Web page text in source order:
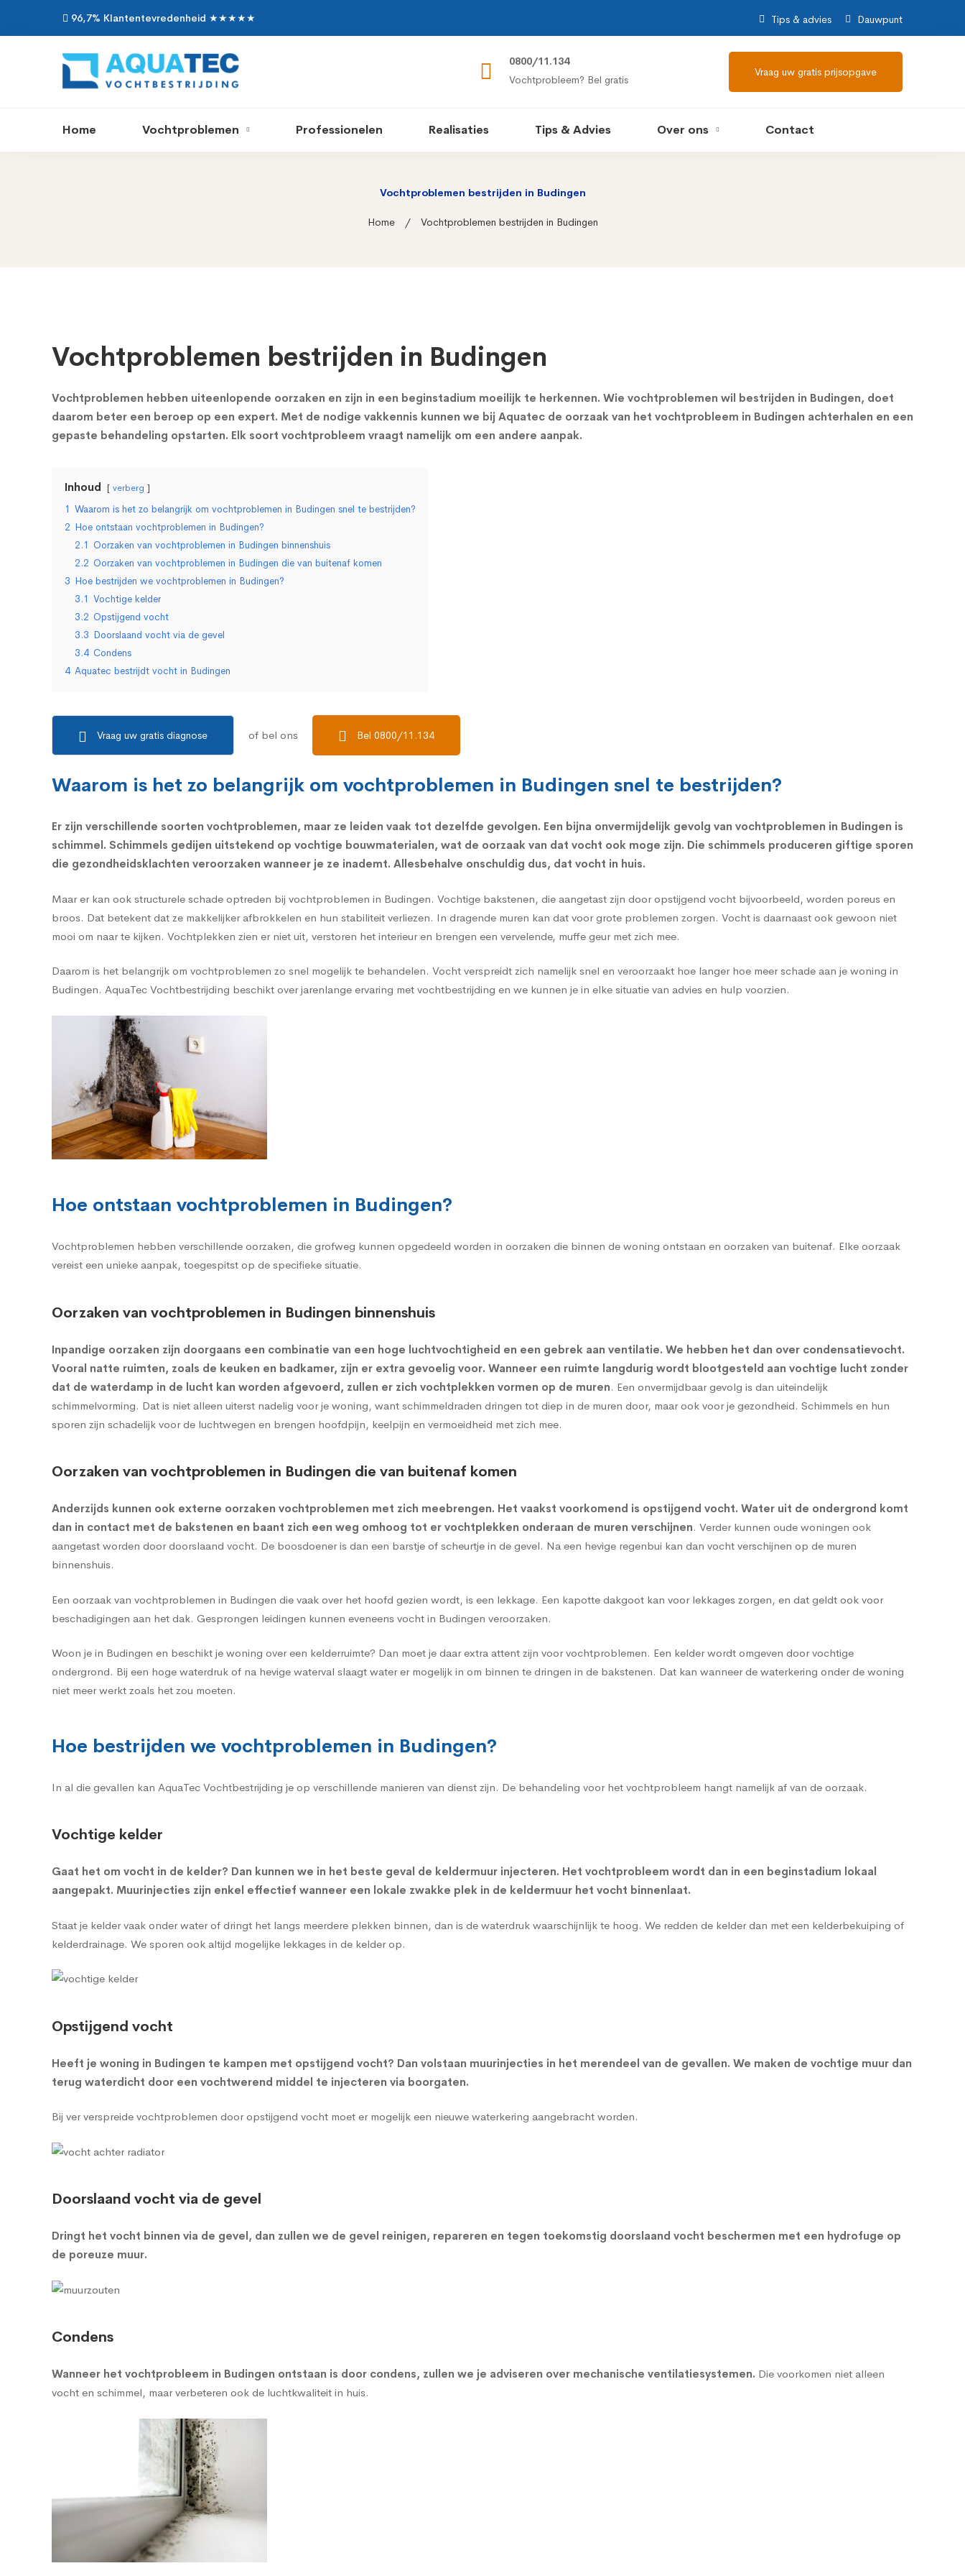
96,7% Klantentevredenheid ★★★★★ Tips & advies Dauwpunt
0800/11.134
Vochtprobleem? Bel gratis
Vraag uw gratis prijsopgave
Home Vochtproblemen Professionelen Realisaties Tips & Advies Over ons Contact
Vochtproblemen bestrijden in Budingen
Home Vochtproblemen bestrijden in Budingen
Vochtproblemen bestrijden in Budingen
Vochtproblemen hebben uiteenlopende oorzaken en zijn in een beginstadium moeilijk te herkennen. Wie vochtproblemen wil bestrijden in Budingen, doet
daarom beter een beroep op een expert. Met de nodige vakkennis kunnen we bij Aquatec de oorzaak van het vochtprobleem in Budingen achterhalen en een
gepaste behandeling opstarten. Elk soort vochtprobleem vraagt namelijk om een andere aanpak.
Inhoud verberg
1 Waarom is het zo belangrijk om vochtproblemen in Budingen snel te bestrijden?
2 Hoe ontstaan vochtproblemen in Budingen?
2.1 Oorzaken van vochtproblemen in Budingen binnenshuis
2.2 Oorzaken van vochtproblemen in Budingen die van buitenaf komen
3 Hoe bestrijden we vochtproblemen in Budingen?
3.1 Vochtige kelder
3.2 Opstijgend vocht
3.3 Doorslaand vocht via de gevel
3.4 Condens
4 Aquatec bestrijdt vocht in Budingen
Vraag uw gratis diagnose of bel ons Bel 0800/11.134
Waarom is het zo belangrijk om vochtproblemen in Budingen snel te bestrijden?
Er zijn verschillende soorten vochtproblemen, maar ze leiden vaak tot dezelfde gevolgen. Een bijna onvermijdelijk gevolg van vochtproblemen in Budingen is
schimmel. Schimmels gedijen uitstekend op vochtige bouwmaterialen, wat de oorzaak van dat vocht ook moge zijn. Die schimmels produceren giftige sporen
die gezondheidsklachten veroorzaken wanneer je ze inademt. Allesbehalve onschuldig dus, dat vocht in huis.
Maar er kan ook structurele schade optreden bij vochtproblemen in Budingen. Vochtige bakstenen, die aangetast zijn door opstijgend vocht bijvoorbeeld, worden poreus en
broos. Dat betekent dat ze makkelijker afbrokkelen en hun stabiliteit verliezen. In dragende muren kan dat voor grote problemen zorgen. Vocht is daarnaast ook gewoon niet
mooi om naar te kijken. Vochtplekken zien er niet uit, verstoren het interieur en brengen een vervelende, muffe geur met zich mee.
Daarom is het belangrijk om vochtproblemen zo snel mogelijk te behandelen. Vocht verspreidt zich namelijk snel en veroorzaakt hoe langer hoe meer schade aan je woning in
Budingen. AquaTec Vochtbestrijding beschikt over jarenlange ervaring met vochtbestrijding en we kunnen je in elke situatie van advies en hulp voorzien.
Hoe ontstaan vochtproblemen in Budingen?
Vochtproblemen hebben verschillende oorzaken, die grofweg kunnen opgedeeld worden in oorzaken die binnen de woning ontstaan en oorzaken van buitenaf. Elke oorzaak
vereist een unieke aanpak, toegespitst op de specifieke situatie.
Oorzaken van vochtproblemen in Budingen binnenshuis
Inpandige oorzaken zijn doorgaans een combinatie van een hoge luchtvochtigheid en een gebrek aan ventilatie. We hebben het dan over condensatievocht.
Vooral natte ruimten, zoals de keuken en badkamer, zijn er extra gevoelig voor. Wanneer een ruimte langdurig wordt blootgesteld aan vochtige lucht zonder
dat de waterdamp in de lucht kan worden afgevoerd, zullen er zich vochtplekken vormen op de muren. Een onvermijdbaar gevolg is dan uiteindelijk
schimmelvorming. Dat is niet alleen uiterst nadelig voor je woning, want schimmeldraden dringen tot diep in de muren door, maar ook voor je gezondheid. Schimmels en hun
sporen zijn schadelijk voor de luchtwegen en brengen hoofdpijn, keelpijn en vermoeidheid met zich mee.
Oorzaken van vochtproblemen in Budingen die van buitenaf komen
Anderzijds kunnen ook externe oorzaken vochtproblemen met zich meebrengen. Het vaakst voorkomend is opstijgend vocht. Water uit de ondergrond komt
dan in contact met de bakstenen en baant zich een weg omhoog tot er vochtplekken onderaan de muren verschijnen. Verder kunnen oude woningen ook
aangetast worden door doorslaand vocht. De boosdoener is dan een barstje of scheurtje in de gevel. Na een hevige regenbui kan dan vocht verschijnen op de muren
binnenshuis.
Een oorzaak van vochtproblemen in Budingen die vaak over het hoofd gezien wordt, is een lekkage. Een kapotte dakgoot kan voor lekkages zorgen, en dat geldt ook voor
beschadigingen aan het dak. Gesprongen leidingen kunnen eveneens vocht in Budingen veroorzaken.
Woon je in Budingen en beschikt je woning over een kelderruimte? Dan moet je daar extra attent zijn voor vochtproblemen. Een kelder wordt omgeven door vochtige
ondergrond. Bij een hoge waterdruk of na hevige waterval slaagt water er mogelijk in om binnen te dringen in de bakstenen. Dat kan wanneer de waterkering onder de woning
niet meer werkt zoals het zou moeten.
Hoe bestrijden we vochtproblemen in Budingen?
In al die gevallen kan AquaTec Vochtbestrijding je op verschillende manieren van dienst zijn. De behandeling voor het vochtprobleem hangt namelijk af van de oorzaak.
Vochtige kelder
Gaat het om vocht in de kelder? Dan kunnen we in het beste geval de keldermuur injecteren. Het vochtprobleem wordt dan in een beginstadium lokaal
aangepakt. Muurinjecties zijn enkel effectief wanneer een lokale zwakke plek in de keldermuur het vocht binnenlaat.
Staat je kelder vaak onder water of dringt het langs meerdere plekken binnen, dan is de waterdruk waarschijnlijk te hoog. We redden de kelder dan met een kelderbekuiping of
kelderdrainage. We sporen ook altijd mogelijke lekkages in de kelder op.
Opstijgend vocht
Heeft je woning in Budingen te kampen met opstijgend vocht? Dan volstaan muurinjecties in het merendeel van de gevallen. We maken de vochtige muur dan
terug waterdicht door een vochtwerend middel te injecteren via boorgaten.
Bij ver verspreide vochtproblemen door opstijgend vocht moet er mogelijk een nieuwe waterkering aangebracht worden.
Doorslaand vocht via de gevel
Dringt het vocht binnen via de gevel, dan zullen we de gevel reinigen, repareren en tegen toekomstig doorslaand vocht beschermen met een hydrofuge op
de poreuze muur.
Condens
Wanneer het vochtprobleem in Budingen ontstaan is door condens, zullen we je adviseren over mechanische ventilatiesystemen. Die voorkomen niet alleen
vocht en schimmel, maar verbeteren ook de luchtkwaliteit in huis.